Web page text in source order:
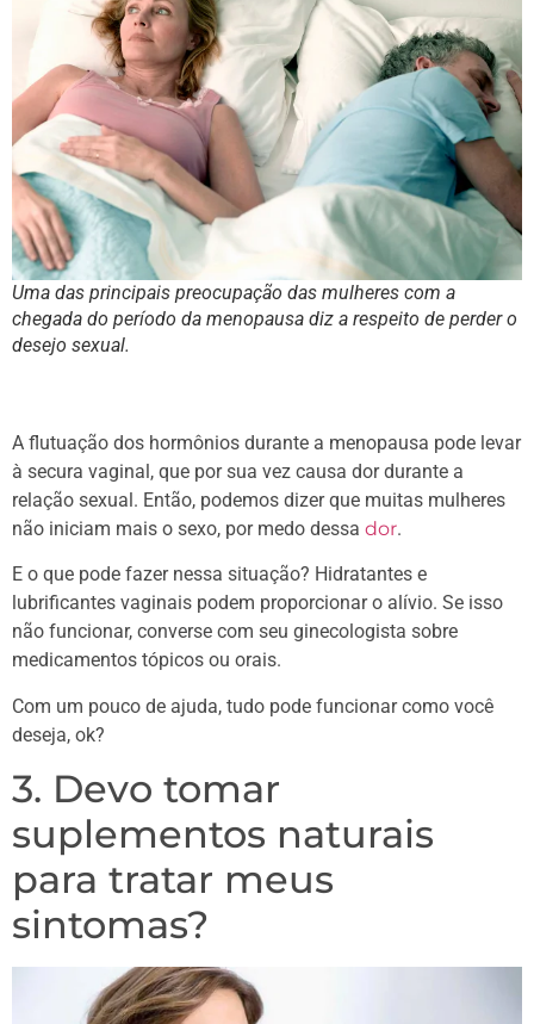
Uma das principais preocupação das mulheres com a
chegada do período da menopausa diz a respeito de perder o
desejo sexual.
A flutuação dos hormônios durante a menopausa pode levar
à secura vaginal, que por sua vez causa dor durante a
relação sexual. Então, podemos dizer que muitas mulheres
não iniciam mais o sexo, por medo dessa dor.
E o que pode fazer nessa situação? Hidratantes e
lubrificantes vaginais podem proporcionar o alívio. Se isso
não funcionar, converse com seu ginecologista sobre
medicamentos tópicos ou orais.
Com um pouco de ajuda, tudo pode funcionar como você
deseja, ok?
3. Devo tomar
suplementos naturais
para tratar meus
sintomas?